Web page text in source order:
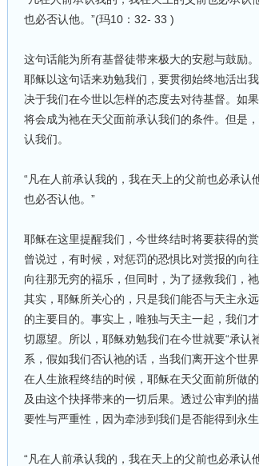
也必否认他。”(玛10：32- 33 )
这句话能为所有基督徒带来极大的安慰与鼓励。
耶稣以这句话来劝勉我们，要贯彻始终地活出
决于我们在今世以怎样的态度去对待基督。如
将会成为祂在天父面前承认我们的条件。但是
认我们。
“凡在人前承认我的，我在天上的父前也必承
也必否认他。”
耶稣在这里提醒我们，今世终结时将要获得的
曾说过，有时候，对惩罚的恐惧比对赏报的向
向往那无穷的褔乐，但同时，为了拯救我们，
其实，耶稣所关心的，只是我们能否与天主永
的主要目的。事实上，唯独与天主一起，我们
切愿望。所以，耶稣劝勉我们在今世就要“承认
系，假如我们否认祂的话，当我们离开这个世
在人生旅程终结的时候，耶稣在天父面前所做
及由这个抉择带来的一切后果。透过公审判的
要性与严重性，因为牵涉到我们是否能得到永生
“凡在人前承认我的，我在天上的父前也必承